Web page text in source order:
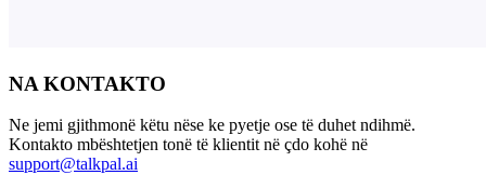
NA KONTAKTO
Ne jemi gjithmonë këtu nëse ke pyetje ose të duhet ndihmë.
Kontakto mbështetjen tonë të klientit në çdo kohë në
support@talkpal.ai